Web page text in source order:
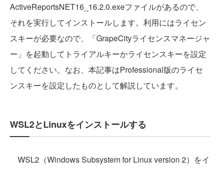
ActiveReportsNET16_16.2.0.exeファイルがあるので、
それを実行してインストールします。利用にはライセン
スキーが必要なので、「GrapeCityライセンスマネージャ
ー」を起動してトライアルキーかライセンスキーを設定
してください。なお、本記事はProfessional版のライセ
ンスキーを設定したものとして解説しています。
WSL2とLinuxをインストールする
WSL2（Windows Subsystem for Linux version 2）をイ